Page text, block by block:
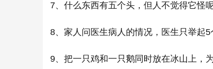
7、什么东西有五个头，但人不觉得它怪
8、家人问医生病人的情况，医生只举起
9、把一只鸡和一只鹅同时放在冰山上，